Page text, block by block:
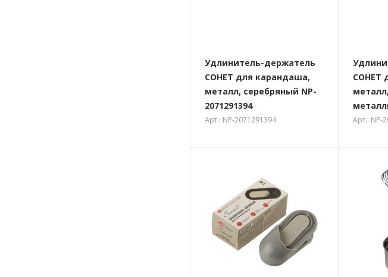
Удлинитель-держатель
СОНЕТ для карандаша,
металл, серебряный NP-
2071291394
Арт.: NP-2071291394
СОНЕТ
Арт.: NP-